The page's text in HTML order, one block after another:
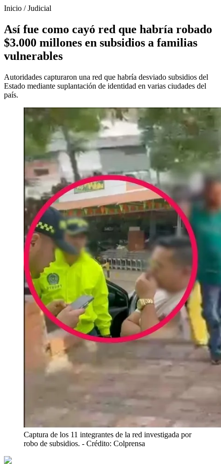
Inicio /Judicial
Así fue como cayó red que habría robado
$3.000 millones en subsidios a familias
vulnerables
Autoridades capturaron una red que habría desviado subsidios del
Estado mediante suplantación de identidad en varias ciudades del
país.
Captura de los 11 integrantes de la red investigada por
robo de subsidios. - Crédito: Colprensa